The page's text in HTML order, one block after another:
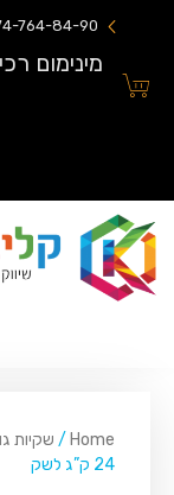
764-84-90
Home
/ שקיות
24 ק”ג לשק